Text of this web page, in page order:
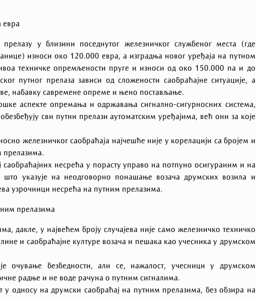
евра
у близини поседнутог железничког службеног места (где
износи око 120.000 евра, а изградња новог уређаја на путном
техничке опремљености пруге и износи од око 150.000 па и до
путног прелаза зависи од сложености саобраћајне ситуације, а
набавку савремене опреме и њено постављање.
аспекте опремања и одржавања сигнално-сигурносних система,
сви путни прелази аутоматским уређајима, већ они за које
железничког саобраћаја најчешће није у корелацији са бројем и
прелазима.
несрећа у порасту управо на потпуно осигураним и на
што указује на неодговорно понашање возача друмских возила и
узрочници несрећа на путним прелазима.
прелазима
дакле, у највећем броју случајева није само железничко техничко
и саобраћајне културе возача и пешака као учесника у друмском
очување безбедности, али се, нажалост, учесници у друмском
радње и не воде рачуна о путним сигналима.
у односу на друмски саобраћај на путним прелазима, без обзира на